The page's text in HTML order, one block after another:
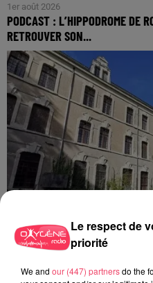
1er août 2026
PODCAST : L’HIPPODROME DE
RETROUVER SON...
Le respect de
priorité
We and our (447) partnersdo the